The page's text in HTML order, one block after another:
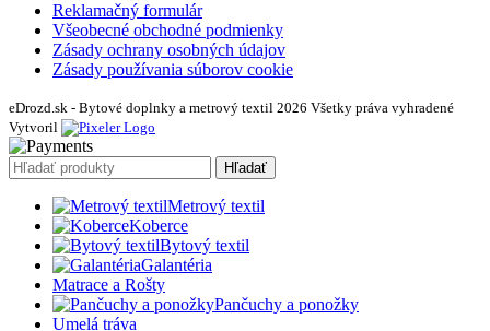
Reklamačný formulár
Všeobecné obchodné podmienky
Zásady ochrany osobných údajov
Zásady používania súborov cookie
eDrozd.sk - Bytové doplnky a metrový textil 2026 Všetky práva vyhradené
Vytvoril
Hľadať
Metrový textil
Koberce
Bytový textil
Galantéria
Matrace a Rošty
Pančuchy a ponožky
Umelá tráva